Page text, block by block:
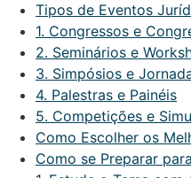
Tipos de Eventos
1. Congressos e
2. Seminários e
3. Simpósios e
4. Palestras e Painéis
5. Competições e
Como Escolher os
Como se Preparar